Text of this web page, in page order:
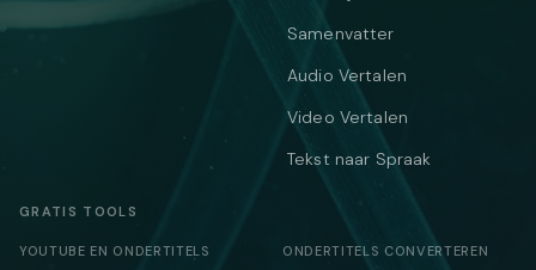
Samenvatter
Audio Vertalen
Video Vertalen
Tekst naar Spraak
GRATIS TOOLS
YOUTUBE EN ONDERTITELS ONDERTITELS CONVERTEREN